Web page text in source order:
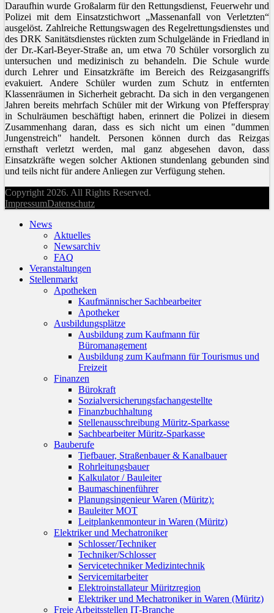
Daraufhin wurde Großalarm für den Rettungsdienst, Feuerwehr und
Polizei mit dem Einsatzstichwort „Massenanfall von Verletzten“
ausgelöst. Zahlreiche Rettungswagen des Regelrettungsdienstes und
des DRK Sanitätsdienstes rückten zum Schulgelände in Friedland in
der Dr.-Karl-Beyer-Straße an, um etwa 70 Schüler vorsorglich zu
untersuchen und medizinisch zu behandeln. Die Schule wurde
durch Lehrer und Einsatzkräfte im Bereich des Reizgasangriffs
evakuiert. Andere Schüler wurden zum Schutz in entfernten
Klassenräumen in Sicherheit gebracht. Da sich in den vergangenen
Jahren bereits mehrfach Schüler mit der Wirkung von Pfefferspray
in Schulräumen beschäftigt haben, erinnert die Polizei in diesem
Zusammenhang daran, dass es sich nicht um einen "dummen
Jungenstreich" handelt. Personen können durch das Reizgas
ernsthaft verletzt werden, mal ganz abgesehen davon, dass
Einsatzkräfte wegen solcher Aktionen stundenlang gebunden sind
und teils nicht für andere Anliegen zur Verfügung stehen.
Copyright 2026. All Rights Reserved.
ImpressumDatenschutz
News
Aktuelles
Newsarchiv
FAQ
Veranstaltungen
Stellenmarkt
Apotheken
Kaufmännischer Sachbearbeiter
Apotheker
Ausbildungsplätze
Ausbildung zum Kaufmann für
Büromanagement
Ausbildung zum Kaufmann für Tourismus und
Freizeit
Finanzen
Bürokraft
Sozialversicherungsfachangestellte
Finanzbuchhaltung
Stellenausschreibung Müritz-Sparkasse
Sachbearbeiter Müritz-Sparkasse
Bauberufe
Tiefbauer, Straßenbauer & Kanalbauer
Rohrleitungsbauer
Kalkulator / Bauleiter
Baumaschinenführer
Planungsingenieur Waren (Müritz):
Bauleiter MOT
Leitplankenmonteur in Waren (Müritz)
Elektriker und Mechatroniker
Schlosser/Techniker
Techniker/Schlosser
Servicetechniker Medizintechnik
Servicemitarbeiter
Elektroinstallateur Müritzregion
Elektriker und Mechatroniker in Waren (Müritz)
Freie Arbeitsstellen IT-Branche